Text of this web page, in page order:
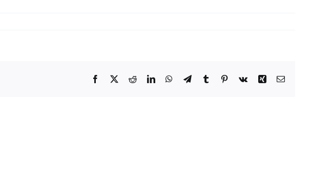
Facebook
X RedditLinkedInWhatsApp
TelegramTumblr Pinterest
Vk Xing E-